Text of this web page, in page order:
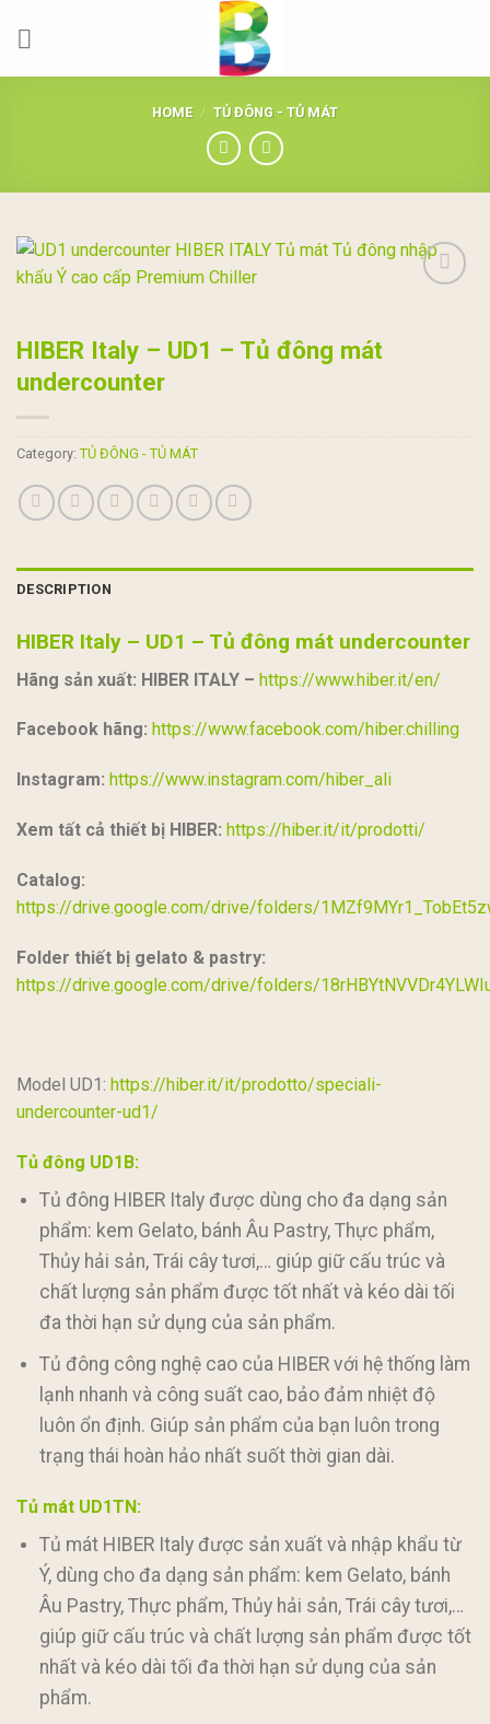
HOME / TỦ ĐÔNG - TỦ MÁT
HIBER Italy – UD1 – Tủ đông mát
undercounter
Category: TỦ ĐÔNG - TỦ MÁT
DESCRIPTION
HIBER Italy – UD1 – Tủ đông mát undercounter
Hãng sản xuất: HIBER ITALY – https://www.hiber.it/en/
Facebook hãng: https://www.facebook.com/hiber.chilling
Instagram: https://www.instagram.com/hiber_ali
Xem tất cả thiết bị HIBER: https://hiber.it/it/prodotti/
Catalog:
https://drive.google.com/drive/folders/
Folder thiết bị gelato & pastry:
https://drive.google.com/drive/folders/
Model UD1: https://hiber.it/it/prodotto/speciali-
undercounter-ud1/
Tủ đông UD1B:
Tủ đông HIBER Italy được dùng cho đa dạng sản
phẩm: kem Gelato, bánh Âu Pastry, Thực phẩm,
Thủy hải sản, Trái cây tươi,… giúp giữ cấu trúc và
chất lượng sản phẩm được tốt nhất và kéo dài tối
đa thời hạn sử dụng của sản phẩm.
Tủ đông công nghệ cao của HIBER với hệ thống làm
lạnh nhanh và công suất cao, bảo đảm nhiệt độ
luôn ổn định. Giúp sản phẩm của bạn luôn trong
trạng thái hoàn hảo nhất suốt thời gian dài.
Tủ mát UD1TN:
Tủ mát HIBER Italy được sản xuất và nhập khẩu từ
Ý, dùng cho đa dạng sản phẩm: kem Gelato, bánh
Âu Pastry, Thực phẩm, Thủy hải sản, Trái cây tươi,…
giúp giữ cấu trúc và chất lượng sản phẩm được tốt
nhất và kéo dài tối đa thời hạn sử dụng của sản
phẩm.